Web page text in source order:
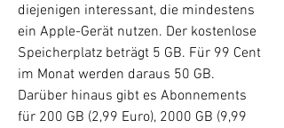
diejenigen interessant, die mindestens
ein Apple-Gerät nutzen. Der kostenlose
Speicherplatz beträgt 5 GB. Für 99 Cent
im Monat werden daraus 50 GB.
Darüber hinaus gibt es Abonnements
für 200 GB (2,99 Euro), 2000 GB (9,99